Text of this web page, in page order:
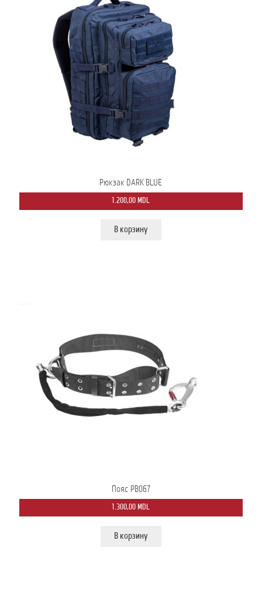
Рюкзак DARK BLUE
1.200,00MDL
В корзину
Пояс PB067
1.300,00MDL
В корзину